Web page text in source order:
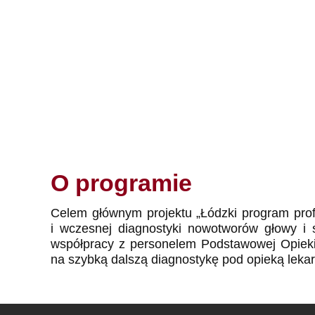
O programie
Celem głównym projektu „Łódzki program
i wczesnej diagnostyki nowotworów głowy
współpracy z personelem Podstawowej
na szybką dalszą diagnostykę pod opieką